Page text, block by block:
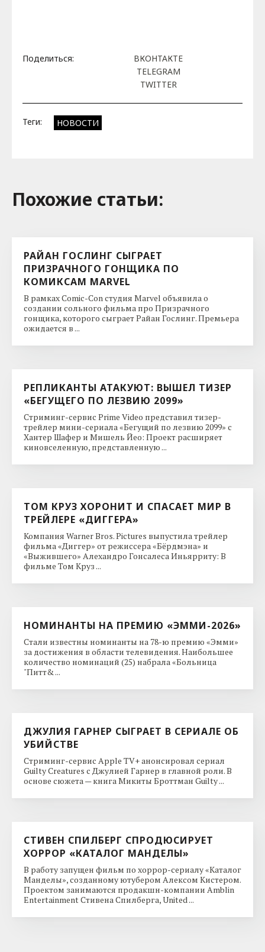
Поделиться:
ВКОНТАКТЕ
TELEGRAM
TWITTER
Теги: НОВОСТИ
Похожие cтатьи:
РАЙАН ГОСЛИНГ СЫГРАЕТ
ПРИЗРАЧНОГО ГОНЩИКА ПО
КОМИКСАМ MARVEL
В рамках Comic-Con студия Marvel объявила о
создании сольного фильма про Призрачного
гонщика, которого сыграет Райан Гослинг. Премьера
ожидается в ...
РЕПЛИКАНТЫ АТАКУЮТ: ВЫШЕЛ ТИЗЕР
«БЕГУЩЕГО ПО ЛЕЗВИЮ 2099»
Стриминг-сервис Prime Video представил тизер-
трейлер мини-сериала «Бегущий по лезвию 2099» с
Хантер Шафер и Мишель Йео: Проект расширяет
киновселенную, представленную ...
ТОМ КРУЗ ХОРОНИТ И СПАСАЕТ МИР В
ТРЕЙЛЕРЕ «ДИГГЕРА»
Компания Warner Bros. Pictures выпустила трейлер
фильма «Диггер» от режиссера «Бёрдмэна» и
«Выжившего» Алехандро Гонсалеса Иньярриту: В
фильме Том Круз ...
НОМИНАНТЫ НА ПРЕМИЮ «ЭММИ-2026»
Стали известны номинанты на 78-ю премию «Эмми»
за достижения в области телевидения. Наибольшее
количество номинаций (25) набрала «Больница
"Питт& ...
ДЖУЛИЯ ГАРНЕР СЫГРАЕТ В СЕРИАЛЕ ОБ
УБИЙСТВЕ
Стриминг-сервис Apple TV+ анонсировал сериал
Guilty Creatures с Джулией Гарнер в главной роли. В
основе сюжета — книга Микиты Броттман Guilty ...
СТИВЕН СПИЛБЕРГ СПРОДЮСИРУЕТ
ХОРРОР «КАТАЛОГ МАНДЕЛЫ»
В работу запущен фильм по хоррор-сериалу «Каталог
Манделы», созданному ютубером Алексом Кистером.
Проектом занимаются продакшн-компании Amblin
Entertainment Стивена Спилберга, United ...